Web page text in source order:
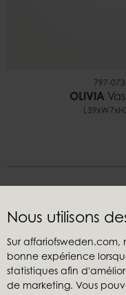
Nous utilisons
Sur affariofsweden.com,
bonne expérience
statistiques afin
de marketing. Vous
797-
OLIVIA
Service clients
Nous contacter